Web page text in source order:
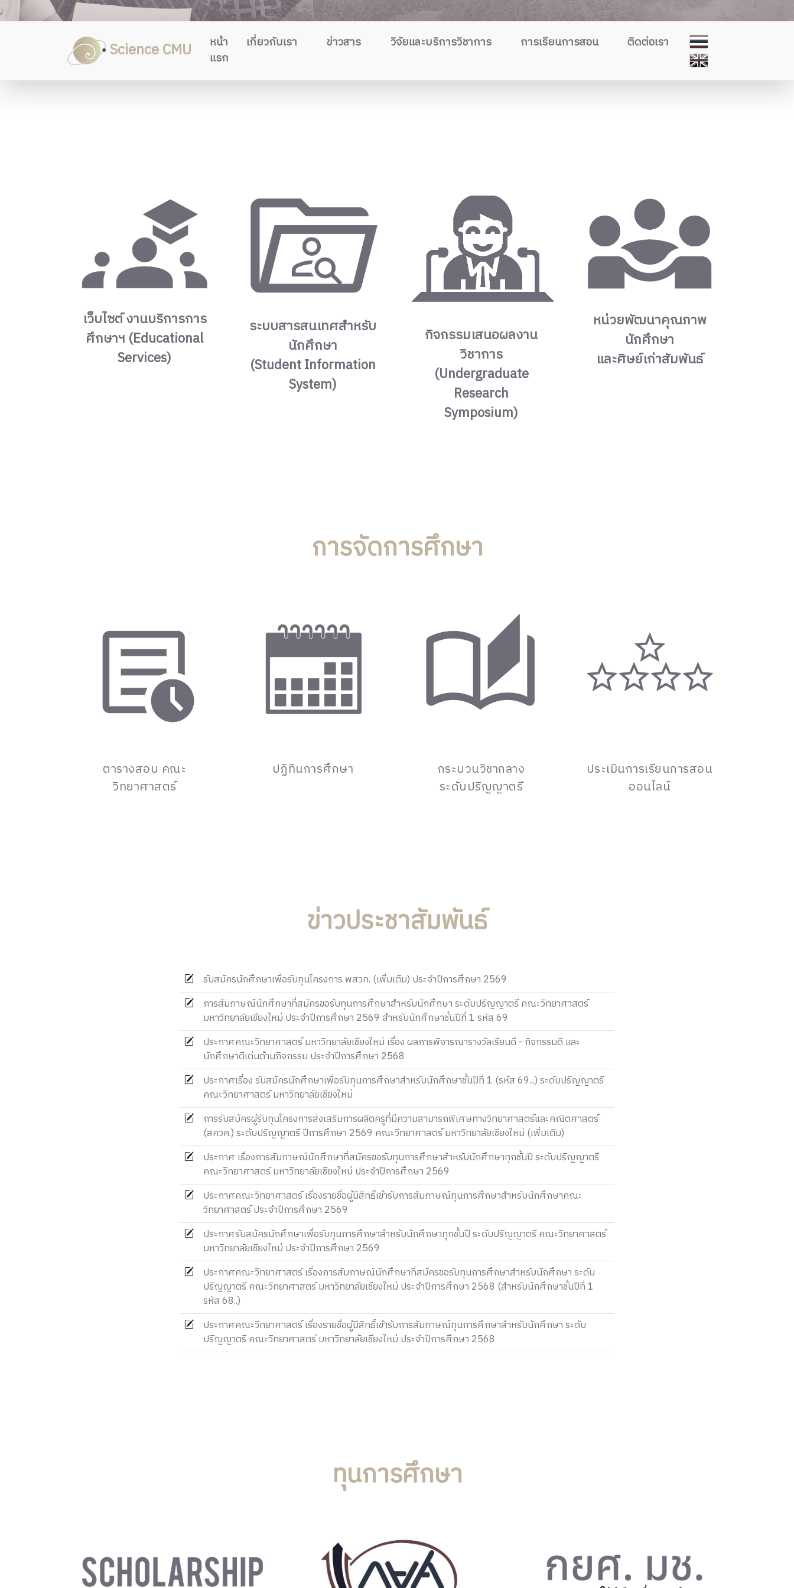
Science CMU
หน้า
แรก
เกี่ยวกับเรา ข่าวสาร วิจัยและบริการวิชาการ การเรียนการสอน ติดต่อเรา
เว็บไซต์ งานบริการการ
ศึกษาฯ (Educational
Services)
ระบบสารสนเทศสำหรับ
นักศึกษา
(Student Information
System)
กิจกรรมเสนอผลงาน
วิชาการ
(Undergraduate
Research
Symposium)
หน่วยพัฒนาคุณภาพ
นักศึกษา
และศิษย์เก่าสัมพันธ์
การจัดการศึกษา
ตารางสอบ คณะ
วิทยาศาสตร์
ปฏิทินการศึกษา
กระบวนวิชากลาง
ระดับปริญญาตรี
ประเมินการเรียนการสอน
ออนไลน์
ข่าวประชาสัมพันธ์
รับสมัครนักศึกษาเพื่อรับทุนโครงการ พสวท. (เพิ่มเติม) ประจำปีการศึกษา 2569
การสัมภาษณ์นักศึกษาที่สมัครขอรับทุนการศึกษาสำหรับนักศึกษา ระดับปริญญาตรี คณะวิทยาศาสตร์
มหาวิทยาลัยเชียงใหม่ ประจำปีการศึกษา 2569 สำหรับนักศึกษาชั้นปีที่ 1 รหัส 69
ประกาศคณะวิทยาศาสตร์ มหาวิทยาลัยเชียงใหม่ เรื่อง ผลการพิจารณารางวัลเรียนดี - กิจกรรมดี และ
นักศึกษาดีเด่นด้านกิจกรรม ประจำปีการศึกษา 2568
ประกาศเรื่อง รับสมัครนักศึกษาเพื่อรับทุนการศึกษาสำหรับนักศึกษาชั้นปีที่ 1 (รหัส 69...) ระดับปริญญาตรี
คณะวิทยาศาสตร์ มหาวิทยาลัยเชียงใหม่
การรับสมัครผู้รับทุนโครงการส่งเสริมการผลิตครูที่มีความสามารถพิเศษทางวิทยาศาสตร์และคณิตศาสตร์
(สควค.) ระดับปริญญาตรี ปีการศึกษา 2569 คณะวิทยาศาสตร์ มหาวิทยาลัยเชียงใหม่ (เพิ่มเติม)
ประกาศ เรื่องการสัมภาษณ์นักศึกษาที่สมัครขอรับทุนการศึกษาสำหรับนักศึกษาทุกชั้นปี ระดับปริญญาตรี
คณะวิทยาศาสตร์ มหาวิทยาลัยเชียงใหม่ ประจำปีการศึกษา 2569
ประกาศคณะวิทยาศาสตร์ เรื่องรายชื่อผู้มีสิทธิ์เข้ารับการสัมภาษณ์ทุนการศึกษาสำหรับนักศึกษาคณะ
วิทยาศาสตร์ ประจำปีการศึกษา 2569
ประกาศรับสมัครนักศึกษาเพื่อรับทุนการศึกษาสำหรับนักศึกษาทุกชั้นปี ระดับปริญญาตรี คณะวิทยาศาสตร์
มหาวิทยาลัยเชียงใหม่ ประจำปีการศึกษา 2569
ประกาศคณะวิทยาศาสตร์ เรื่องการสัมภาษณ์นักศึกษาที่สมัครขอรับทุนการศึกษาสำหรับนักศึกษา ระดับ
ปริญญาตรี คณะวิทยาศาสตร์ มหาวิทยาลัยเชียงใหม่ ประจำปีการศึกษา 2568 (สำหรับนักศึกษาชั้นปีที่ 1
รหัส 68..)
ประกาศคณะวิทยาศาสตร์ เรื่องรายชื่อผู้มีสิทธิ์เข้ารับการสัมภาษณ์ทุนการศึกษาสำหรับนักศึกษา ระดับ
ปริญญาตรี คณะวิทยาศาสตร์ มหาวิทยาลัยเชียงใหม่ ประจำปีการศึกษา 2568
ทุนการศึกษา